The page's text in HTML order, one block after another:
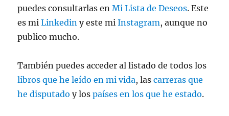
puedes consultarlas enMi Lista de Deseos. Este
es miLinkedin y este miInstagram, aunque no
publico mucho.
También puedes acceder al listado de todos los
libros que he leído en mi vida, lascarreras que
he disputado y lospaíses en los que he estado.